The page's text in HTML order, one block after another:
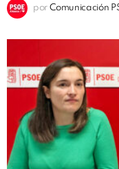
por Comunicación